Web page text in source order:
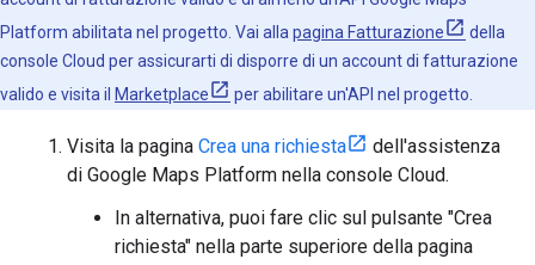
Platform abilitata nel progetto. Vai alla pagina Fatturazione
della
console Cloud per assicurarti di disporre di un account di fatturazione
valido e visita il Marketplace per abilitare un'API nel progetto.
Visita la pagina Crea una richiesta
dell'assistenza
di Google Maps Platform nella console Cloud.
In alternativa, puoi fare clic sul pulsante "Crea
richiesta" nella parte superiore della pagina